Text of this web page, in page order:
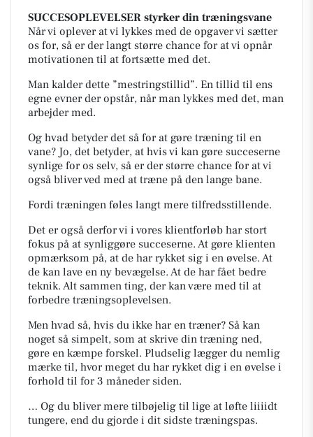
SUCCESOPLEVELSER styrker din træningsvane
Når vi oplever at vi lykkes med de opgaver vi sætter
os for, så er der langt større chance for at vi opnår
motivationen til at fortsætte med det.
Man kalder dette ”mestringstillid”. En tillid til ens
egne evner der opstår, når man lykkes med det, man
arbejder med.
Og hvad betyder det så for at gøre træning til en
vane? Jo, det betyder, at hvis vi kan gøre succeserne
synlige for os selv, så er der større chance for at vi
også bliver ved med at træne på den lange bane.
Fordi træningen føles langt mere tilfredsstillende.
Det er også derfor vi i vores klientforløb har stort
fokus på at synliggøre succeserne. At gøre klienten
opmærksom på, at de har rykket sig i en øvelse. At
de kan lave en ny bevægelse. At de har fået bedre
teknik. Alt sammen ting, der kan være med til at
forbedre træningsoplevelsen.
Men hvad så, hvis du ikke har en træner? Så kan
noget så simpelt, som at skrive din træning ned,
gøre en kæmpe forskel. Pludselig lægger du nemlig
mærke til, hvor meget du har rykket dig i en øvelse i
forhold til for 3 måneder siden.
… Og du bliver mere tilbøjelig til lige at løfte liiiidt
tungere, end du gjorde i dit sidste træningspas.